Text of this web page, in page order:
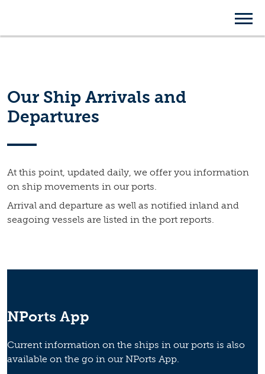
Our Ship Arrivals and
Departures
At this point, updated daily, we offer you information
on ship movements in our ports.
Arrival and departure as well as notified inland and
seagoing vessels are listed in the port reports.
NPorts App
Current information on the ships in our ports is also
available on the go in our NPorts App.